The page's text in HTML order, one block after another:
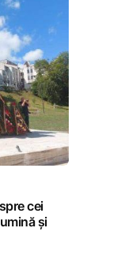
cei
și